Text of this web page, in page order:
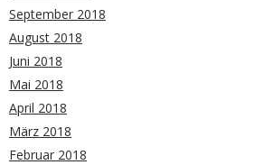
September 2018
August 2018
Juni 2018
Mai 2018
April 2018
März 2018
Februar 2018